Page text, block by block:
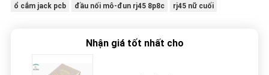
ổ cắm jack pcb đầu nối mô-đun rj45 8p8c rj45 nữ cuối
Nhận giá tốt nhất cho